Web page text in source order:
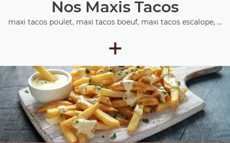
Nos Maxis Tacos
maxi tacos poulet, maxi tacos boeuf, maxi tacos escalope, ...
+